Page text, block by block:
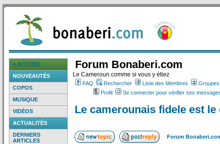
> ACCUEIL
NOUVEAUTÉS
COPOS
MUSIQUE
VIDÉOS
ACTUALITÉS
DERNIERS
ARTICLES
Forum Bonaberi.com
Le Cameroun comme si vous y étiez
FAQ Rechercher Liste des Membres
Profil
Se connecter pour vérifier ses
Le camerounais fidele est
Forum